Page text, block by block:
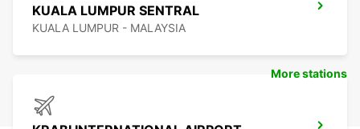
KUALA LUMPUR SENTRAL
KUALA LUMPUR - MALAYSIA
More stations